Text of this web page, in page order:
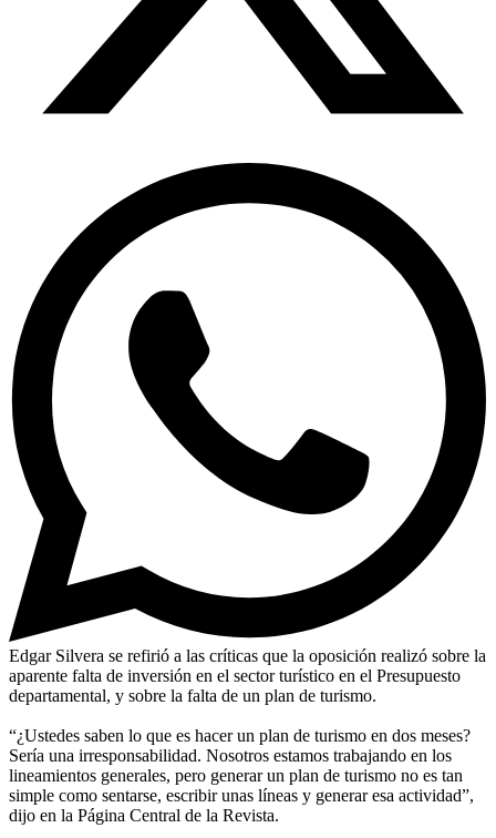
Edgar Silvera se refirió a las críticas que la oposición realizó sobre la
aparente falta de inversión en el sector turístico en el Presupuesto
departamental, y sobre la falta de un plan de turismo.
“¿Ustedes saben lo que es hacer un plan de turismo en dos meses?
Sería una irresponsabilidad. Nosotros estamos trabajando en los
lineamientos generales, pero generar un plan de turismo no es tan
simple como sentarse, escribir unas líneas y generar esa actividad”,
dijo en la Página Central de la Revista.